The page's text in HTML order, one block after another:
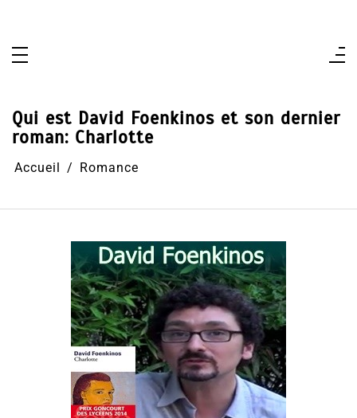
Qui est David Foenkinos et son dernier
roman: Charlotte
Accueil Romance